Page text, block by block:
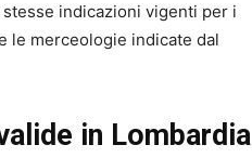
indicazioni vigenti per i
le merceologie indicate dal
in Lombardia